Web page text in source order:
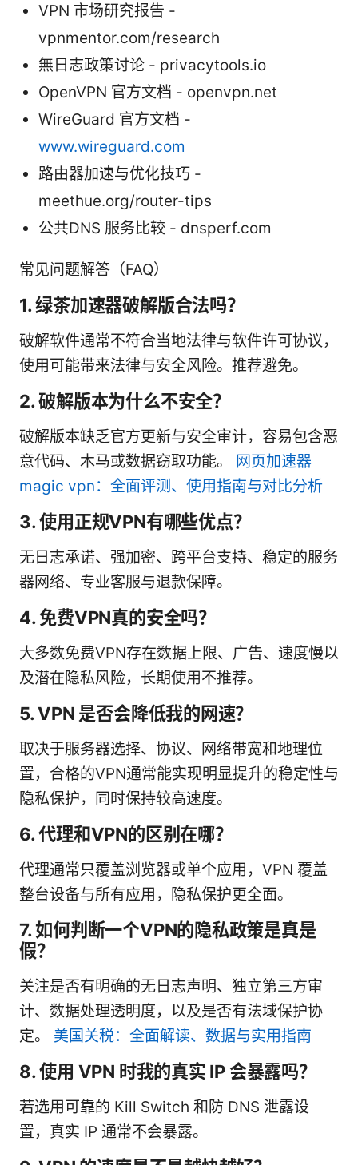
VPN 市场研究报告 -
vpnmentor.com/research
無日志政策讨论 - privacytools.io
OpenVPN 官方文档 - openvpn.net
WireGuard 官方文档 -
www.wireguard.com
路由器加速与优化技巧 -
meethue.org/router-tips
公共DNS 服务比较 - dnsperf.com
常见问题解答（FAQ）
1. 绿茶加速器破解版合法吗？
破解软件通常不符合当地法律与软件许可协议，
使用可能带来法律与安全风险。推荐避免。
2. 破解版本为什么不安全？
破解版本缺乏官方更新与安全审计，容易包含恶
意代码、木马或数据窃取功能。
网页加速器
magic vpn：全面评测、使用指南与对比分析
3. 使用正规VPN有哪些优点？
无日志承诺、强加密、跨平台支持、稳定的服务
器网络、专业客服与退款保障。
4. 免费VPN真的安全吗？
大多数免费VPN存在数据上限、广告、速度慢以
及潜在隐私风险，长期使用不推荐。
5. VPN 是否会降低我的网速？
取决于服务器选择、协议、网络带宽和地理位
置，合格的VPN通常能实现明显提升的稳定性与
隐私保护，同时保持较高速度。
6. 代理和VPN的区别在哪？
代理通常只覆盖浏览器或单个应用，VPN 覆盖
整台设备与所有应用，隐私保护更全面。
7. 如何判断一个VPN的隐私政策是真是
假？
关注是否有明确的无日志声明、独立第三方审
计、数据处理透明度，以及是否有法域保护协
定。 美国关税：全面解读、数据与实用指南
8. 使用 VPN 时我的真实 IP 会暴露吗？
若选用可靠的 Kill Switch 和防 DNS 泄露设
置，真实 IP 通常不会暴露。